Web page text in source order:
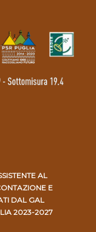
AL
E
DAL GAL
2023-2027